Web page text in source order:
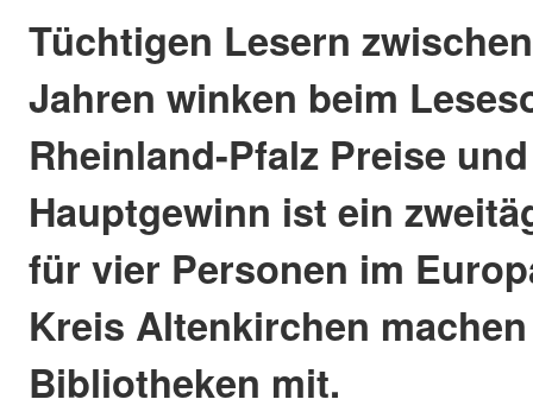
Tüchtigen Lesern
Jahren winken beim
Rheinland-Pfalz Preise
Hauptgewinn ist ein
für vier Personen im
Kreis Altenkirchen
Bibliotheken mit.